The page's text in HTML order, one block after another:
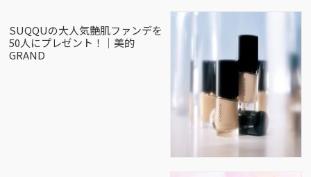
SUQQUの大人気艶肌ファンデを
50人にプレゼント！｜美的
GRAND